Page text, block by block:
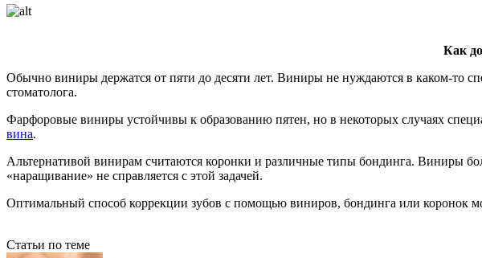
Как
Обычно виниры держатся от пяти до десяти лет. Виниры не нуждаются в каком-то
стоматолога.
Фарфоровые виниры устойчивы к образованию пятен, но в некоторых случаях
вина.
Альтернативой винирам считаются коронки и различные типы бондинга. Виниры
«наращивание» не справляется с этой задачей.
Оптимальный способ коррекции зубов с помощью виниров, бондинга или коронок
Статьи по теме